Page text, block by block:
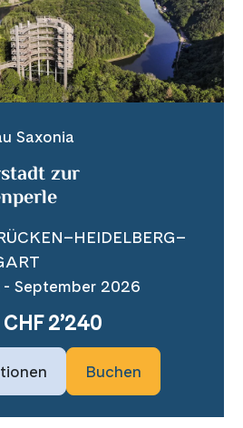
Saxonia
zur
September 2026
2’240
Buchen